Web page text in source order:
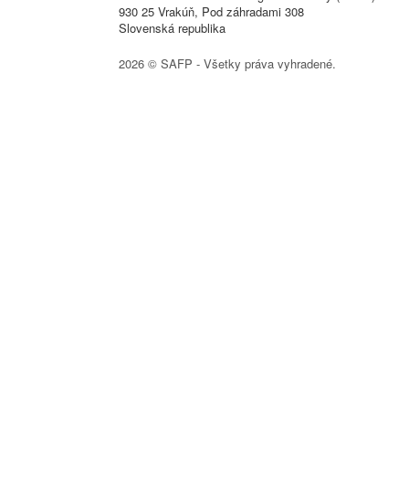
930 25 Vrakúň, Pod záhradami 308
Slovenská republika
2026 © SAFP - Všetky práva vyhradené.